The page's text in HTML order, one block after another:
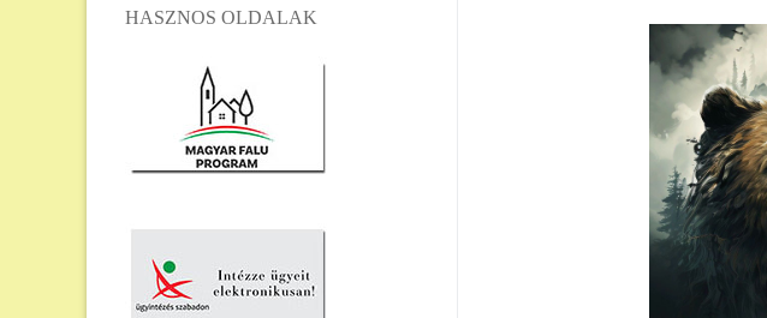
HASZNOS OLDALAK